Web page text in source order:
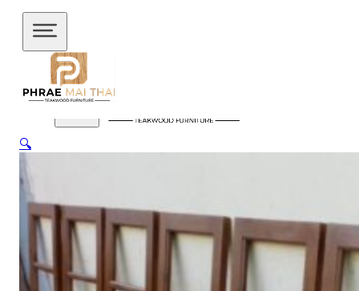
ข้ามไปยังเนื้อหาหลัก
อัปเดตล่าสุด
🔍